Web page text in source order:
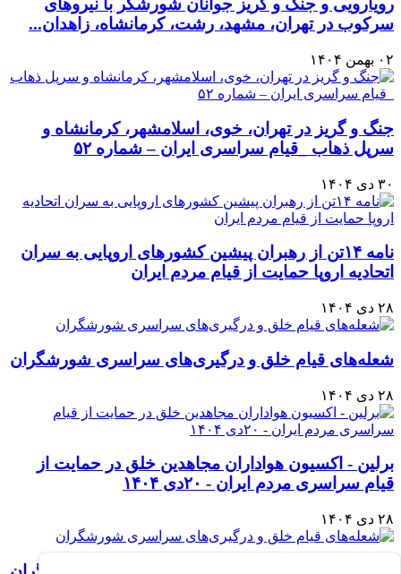
رویارویی و جنگ و گریز جوانان شورشگر با نیروهای
سرکوب در تهران، مشهد، رشت، کرمانشاه، زاهدان...
۰۲ بهمن ۱۴۰۴
جنگ و گریز در تهران، خوی، اسلامشهر، کرمانشاه و
سرپل‌ ذهاب _قیام سراسری ایران – شماره ۵۲
۳۰ دی ۱۴۰۴
نامه ۱۴تن از رهبران پیشین کشورهای اروپایی به سران
اتحادیه اروپا حمایت از قیام مردم ایران
۲۸ دی ۱۴۰۴
شعله‌های قیام خلق و درگیری‌های سراسری شورشگران
۲۸ دی ۱۴۰۴
برلین - اکسیون هواداران مجاهدین خلق در حمایت از
قیام سراسری مردم ایران - ۲۰دی ۱۴۰۴
۲۸ دی ۱۴۰۴